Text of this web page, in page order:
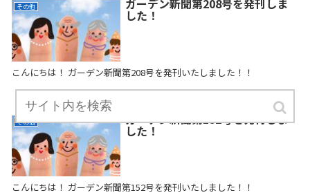
その他 ガーデン新聞第208号を発刊しま
した！
こんにちは！ ガーデン新聞第208号を発刊いたしました！！
その他 ガーデン新聞第152号を発刊しま
した！
こんにちは！ ガーデン新聞第152号を発刊いたしました！！